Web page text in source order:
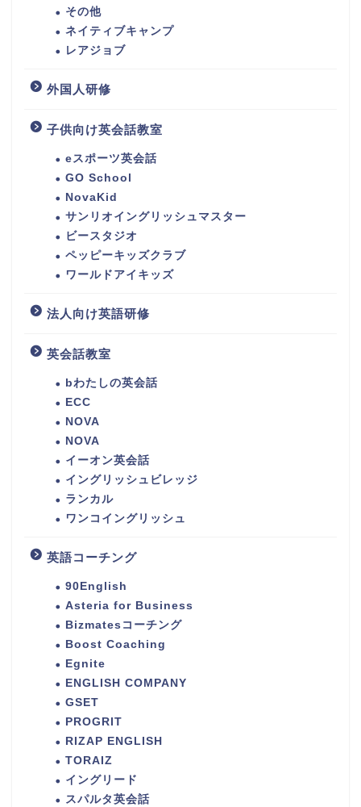
その他
ネイティブキャンプ
レアジョブ
外国人研修
子供向け英会話教室
eスポーツ英会話
GO School
NovaKid
サンリオイングリッシュマスター
ビースタジオ
ペッピーキッズクラブ
ワールドアイキッズ
法人向け英語研修
英会話教室
bわたしの英会話
ECC
NOVA
NOVA
イーオン英会話
イングリッシュビレッジ
ランカル
ワンコイングリッシュ
英語コーチング
90English
Asteria for Business
Bizmatesコーチング
Boost Coaching
Egnite
ENGLISH COMPANY
GSET
PROGRIT
RIZAP ENGLISH
TORAIZ
イングリード
スパルタ英会話